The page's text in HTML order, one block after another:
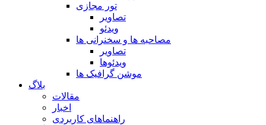
تور مجازی
تصاویر
ویدئو
مصاحبه ها و سخنرانی ها
تصاویر
ویدئوها
موشن گرافیک ها
بلاگ
مقالات
اخبار
راهنماهای کاربردی